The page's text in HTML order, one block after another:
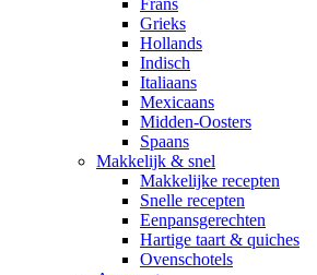
Frans
Grieks
Hollands
Indisch
Italiaans
Mexicaans
Midden-Oosters
Spaans
Makkelijk & snel
Makkelijke recepten
Snelle recepten
Eenpansgerechten
Hartige taart & quiches
Ovenschotels